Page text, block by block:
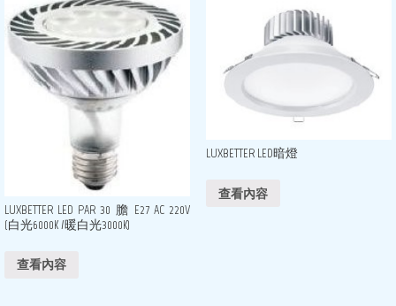
LUXBETTER LED PAR 30 膽 E27 AC 220V
(白光6000K /暖白光3000K)
查看內容
LUXBETTER LED暗燈
查看內容